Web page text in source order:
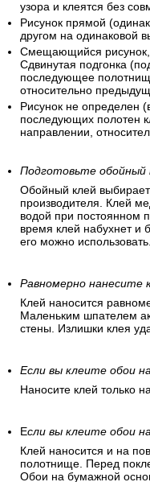
узора и клеятся без
Рисунок прямой
другом на одинаковой
Смещающийся рисунок,
Сдвинутая подгонка
последующее
относительно
Рисунок не определен
последующих полотен
направлении,
Подготовьте обойный
Обойный клей
производителя. Клей
водой при постоянном
время клей набухнет и
его можно использовать.
Равномерно нанесите
Клей наносится
Маленьким шпателем
стены. Излишки клея
Если вы клеите обои
Наносите клей только
Если вы клеите обои
Клей наносится и на
полотнище. Перед
Обои на бумажной